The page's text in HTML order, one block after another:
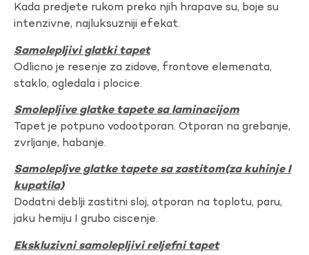
Kada predjete rukom preko njih hrapave su, boje su
intenzivne, najluksuzniji efekat.
Samolepljivi glatki tapet
Odlicno je resenje za zidove, frontove elemenata,
staklo, ogledala i plocice.
Smolepljive glatke tapete sa laminacijom
Tapet je potpuno vodootporan. Otporan na grebanje,
zvrljanje, habanje.
Samolepljve glatke tapete sa zastitom(za kuhinje I
kupatila)
Dodatni deblji zastitni sloj, otporan na toplotu, paru,
jaku hemiju I grubo ciscenje.
Ekskluzivni samolepljivi reljefni tapet